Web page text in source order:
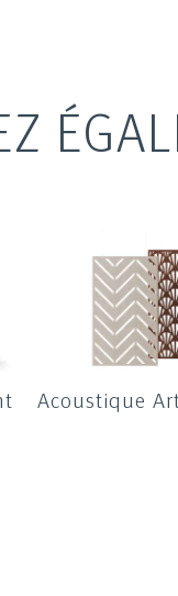
Acoustique